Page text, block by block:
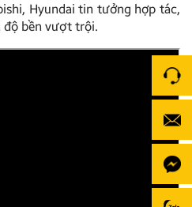
Hyundai tin tưởng hợp tác,
độ bền vượt trội.